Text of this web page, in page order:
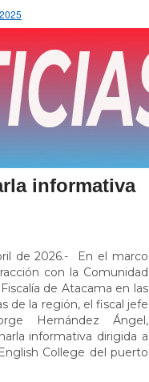
informativa
de 2026.- En el marco
con la Comunidad
de Atacama en las
de la región, el fiscal jefe
Hernández Ángel,
informativa dirigida a
College del puerto